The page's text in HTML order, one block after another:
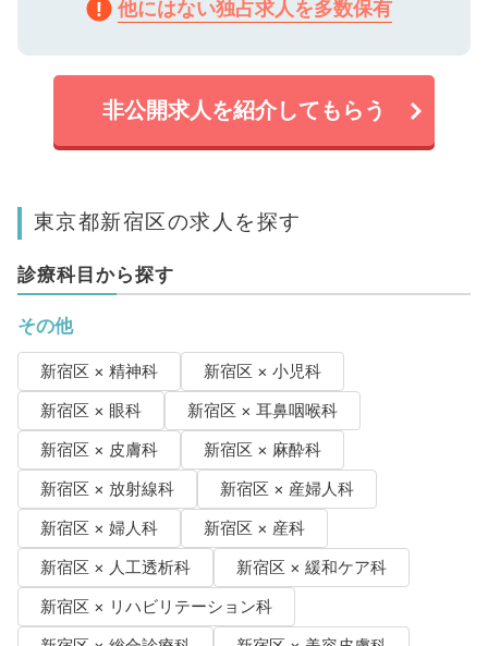
他にはない独占求人を多数保有
非公開求人を紹介してもらう
東京都新宿区の求人を探す
診療科目から探す
その他
新宿区 × 精神科
新宿区 × 小児科
新宿区 × 眼科
新宿区 × 耳鼻咽喉科
新宿区 × 皮膚科
新宿区 × 麻酔科
新宿区 × 放射線科
新宿区 × 産婦人科
新宿区 × 婦人科
新宿区 × 産科
新宿区 × 人工透析科
新宿区 × 緩和ケア科
新宿区 × リハビリテーション科